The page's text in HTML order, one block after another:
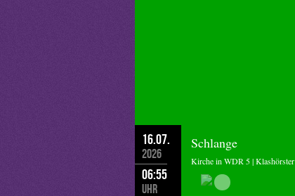
16.07.
2026
06:55
Uhr
Schlange
Kirche in WDR 5 | Klashörster